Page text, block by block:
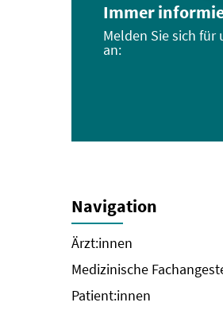
Immer
Melden Sie sich
an:
Navigation
Ärzt:innen
Medizinische
Patient:innen